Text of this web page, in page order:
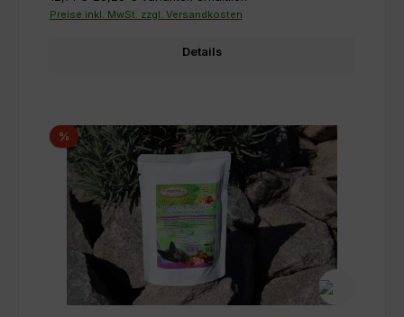
Preise inkl. MwSt. zzgl. Versandkosten
Details
%Rabatt